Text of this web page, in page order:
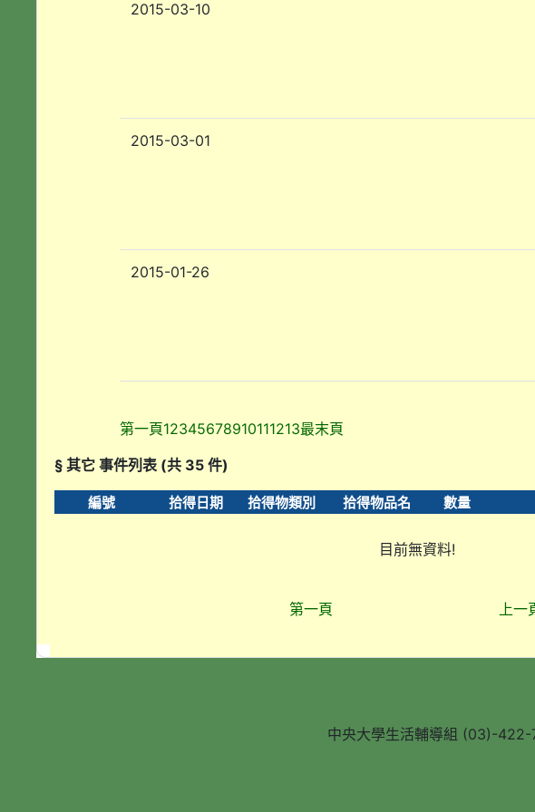
2015-03-10
2015-03-01
2015-01-26
第一頁12345678910111213最末頁
§ 其它 事件列表 (共 35 件)
編號 拾得日期 拾得物類別 拾得物品名 數量
目前無資料!
第一頁 上一
中央大學生活輔導組 (03)-